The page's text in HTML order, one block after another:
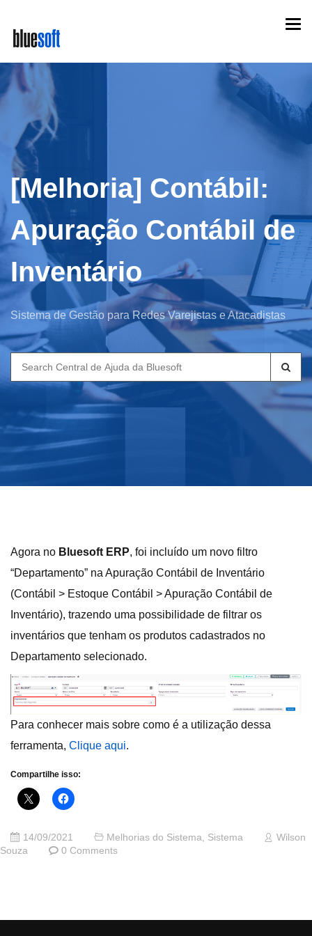
main
content
[Melhoria] Contábil:
Apuração Contábil de
Inventário
Sistema de Gestão para Redes Varejistas e Atacadistas
Search
for:
Agora no Bluesoft ERP, foi incluído um novo filtro
“Departamento” na Apuração Contábil de Inventário
(Contábil > Estoque Contábil > Apuração Contábil de
Inventário), trazendo uma possibilidade de filtrar os
inventários que tenham os produtos cadastrados no
Departamento selecionado.
Para conhecer mais sobre como é a utilização dessa
ferramenta, Clique aqui.
Compartilhe isso:
14/09/2021 Melhorias do Sistema Sistema
Wilson
Souza
0 Comments